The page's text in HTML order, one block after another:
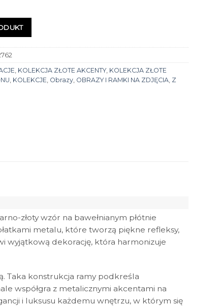
KOLEKCJA ZŁOTE AKCENTY, KOLEKCJA ZŁOTE
KOLEKCJE Obrazy OBRAZY I RAMKI NA ZDJĘCIA Z
złoty wzór na bawełnianym płótnie
metalu, które tworzą piękne refleksy,
wyjątkową dekorację, która harmonizuje
Taka konstrukcja ramy podkreśla
współgra z metalicznymi akcentami na
i luksusu każdemu wnętrzu, w którym się